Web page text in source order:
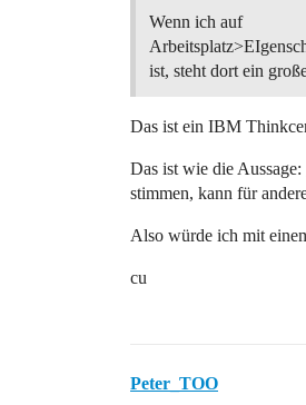
Wenn ich auf
ist, steht dort ein
Das ist ein IBM
Das ist wie die
stimmen, kann für
Also würde ich mit
cu
Peter_TOO